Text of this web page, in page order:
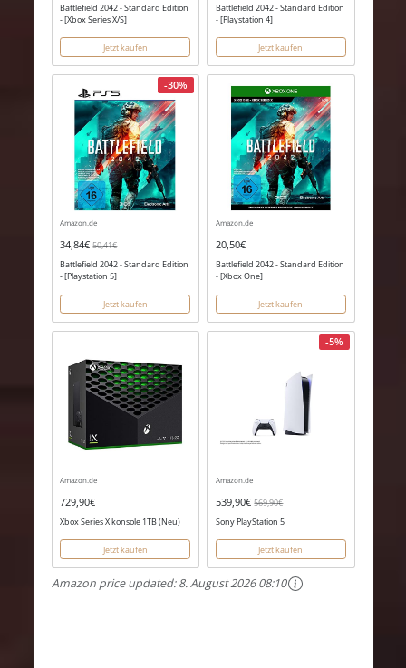
Battlefield 2042 - Standard Edition
- [Xbox Series X/S]
Jetzt kaufen
Battlefield 2042 - Standard Edition
- [Playstation 4]
Jetzt kaufen
-30%
Amazon.de
34,84€50,41€
Battlefield 2042 - Standard Edition
- [Playstation 5]
Jetzt kaufen
Amazon.de
20,50€
Battlefield 2042 - Standard Edition
- [Xbox One]
Jetzt kaufen
Amazon.de
729,90€
Xbox Series X konsole 1TB (Neu)
Jetzt kaufen
-5%
Amazon.de
539,90€569,90€
Sony PlayStation 5
Jetzt kaufen
Amazon price updated:8. August 2026 08:10